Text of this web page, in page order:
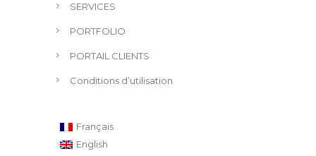
SERVICES
PORTFOLIO
PORTAIL CLIENTS
Conditions d’utilisation
Français
English